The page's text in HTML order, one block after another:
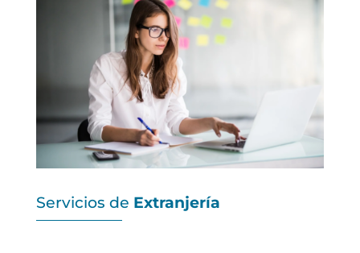
Servicios de Extranjería